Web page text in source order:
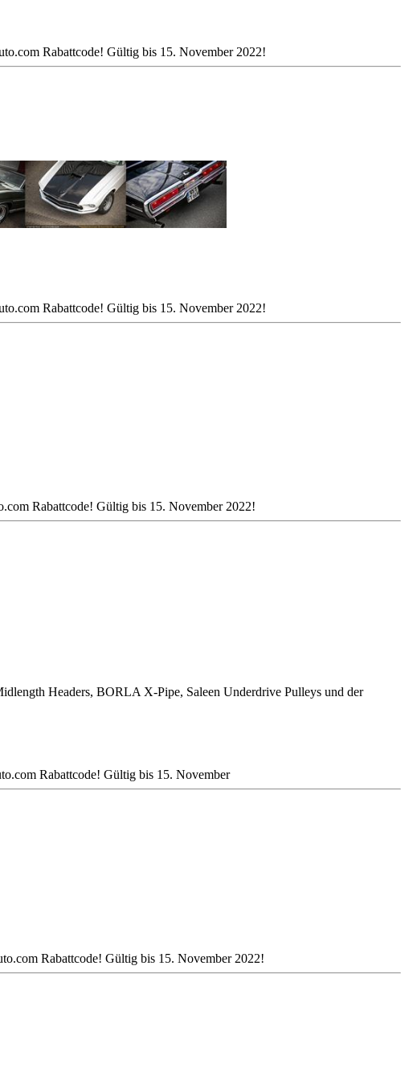
Rabattcode! Gültig bis 15. November 2022!
Rabattcode! Gültig bis 15. November 2022!
Rabattcode! Gültig bis 15. November 2022!
Headers, BORLA X-Pipe, Saleen Underdrive Pulleys und der
Rabattcode! Gültig bis 15. November
Rabattcode! Gültig bis 15. November 2022!